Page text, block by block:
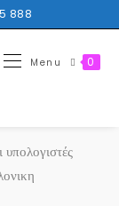
888
0
Menu